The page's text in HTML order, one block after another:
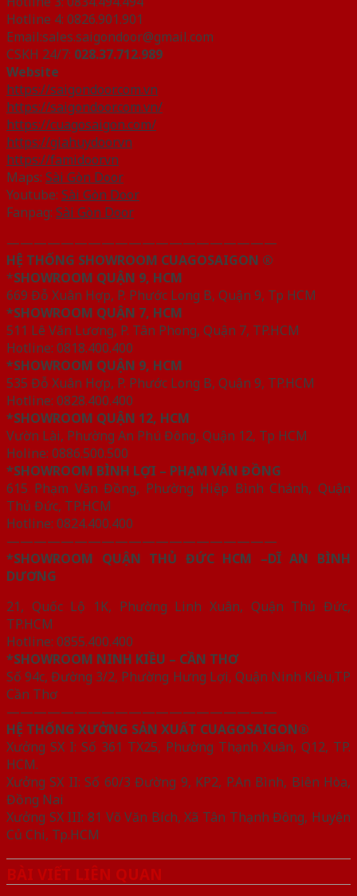
Hotline 4: 0826.901.901
Email:sales.saigondoor@gmail.com
CSKH 24/7: 028.37.712.989
Website
https://saigondoor.com.vn
https://saigondoor.com.vn/
https://cuagosaigon.com/
https://giahuydoor.vn
https://famidoor.vn
Maps: Sài Gòn Door
Youtube: Sài Gòn Door
Fanpag: Sài Gòn Door
————————————————————
HỆ THỐNG SHOWROOM CUAGOSAIGON ®
*SHOWROOM QUẬN 9, HCM
669 Đỗ Xuân Hợp, P. Phước Long B, Quận 9, Tp HCM
*SHOWROOM QUẬN 7, HCM
511 Lê Văn Lương, P. Tân Phong, Quận 7, TP.HCM
Hotline: 0818.400.400
*SHOWROOM QUẬN 9, HCM
535 Đỗ Xuân Hợp, P. Phước Long B, Quận 9, TP.HCM
Hotline: 0828.400.400
*SHOWROOM QUẬN 12, HCM
Vườn Lài, Phường An Phú Đông, Quận 12, Tp HCM
Holine: 0886.500.500
*SHOWROOM BÌNH LỢI – PHẠM VĂN ĐỒNG
615 Phạm Văn Đồng, Phường Hiệp Bình Chánh, Quận
Thủ Đức, TP.HCM
Hotline: 0824.400.400
————————————————————
*SHOWROOM QUẬN THỦ ĐỨC HCM –DĨ AN BÌNH
DƯƠNG
21, Quốc Lộ 1K, Phường Linh Xuân, Quận Thủ Đức,
TP.HCM
Hotline: 0855.400.400
*SHOWROOM NINH KIỀU – CẦN THƠ
Số 94c, Đường 3/2, Phường Hưng Lợi, Quận Ninh Kiều,TP
Cần Thơ
————————————————————
HỆ THỐNG XƯỞNG SẢN XUẤT CUAGOSAIGON®
Xưởng SX I: Số 361 TX25, Phường Thạnh Xuân, Q12, TP.
HCM.
Xưởng SX II: Số 60/3 Đường 9, KP2, P.An Bình, Biên Hòa,
Đồng Nai
Xưởng SX III: 81 Võ Văn Bích, Xã Tân Thạnh Đông, Huyện
Củ Chi, Tp.HCM
BÀI VIẾT LIÊN QUAN